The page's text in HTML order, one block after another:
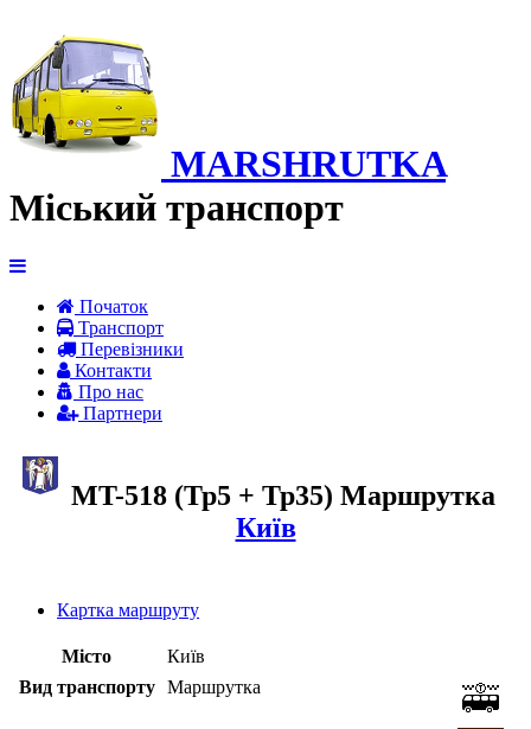
MARSHRUTKA
Міський транспорт
Початок
Транспорт
Перевiзники
Контакти
Про нас
Партнери
MT-518 (Тр5 + Тр35) Маршрутка
Київ
Картка маршруту
Місто
Київ
Вид транспорту
Маршрутка